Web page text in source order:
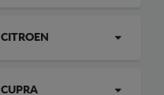
CITROEN
CUPRA